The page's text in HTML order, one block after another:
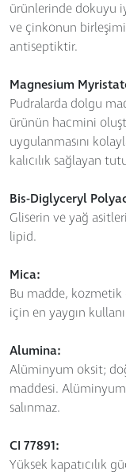
ürünlerinde dokuyu
ve çinkonun
antiseptiktir.
Magnesium
Pudralarda dolgu
ürünün hacmini
uygulanmasını
kalıcılık sağlayan
Bis-Diglyceryl
Gliserin ve yağ
lipid.
Mica:
Bu madde, kozmetik
için en yaygın
Alumina:
Alüminyum oksit;
maddesi.
salınmaz.
CI 77891:
Yüksek kapatıcılık